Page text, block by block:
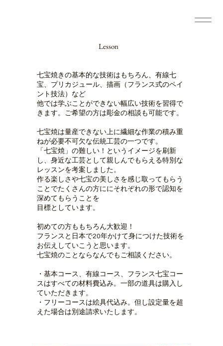
Lesson
七宝焼きの基本的な技術はもちろん、有線七
宝、プリカジュール、描画（フランス式のペイ
ント技法）など
他では学ぶことができない幅広い技術を習得で
きます。ご希望の方は彫金の相談も可能です。
七宝焼は量産できない上に繊細な作業の積み重
ねが必要不可欠な伝統工芸の一つです。
「七宝焼」の難しい！というイメージを刷新
し、身近な工芸として親しんでもらえる特別な
レッスンを考案しました。
作る楽しさや七宝の美しさを感じ取ってもらう
ことでたくさんの方ににそれぞれの形で認知を
深めてもらうことを
目標としています。
初めての方ももちろん大歓迎！
フランスと日本で20年かけて身につけた技術を
お伝えしていこうと思います。
七宝焼のことならなんでもご相談ください。
・基本コース、有線コース、フランス七宝コー
スはすべての材料費込み。一部の道具は購入し
ていただきます。
・フリーコースは絵具代込み。但し設定量を超
えた場合は別途請求いたします。